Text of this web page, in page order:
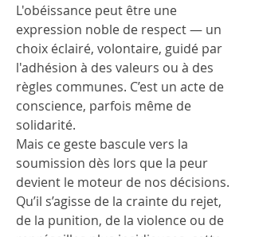
L'obéissance peut être une
expression noble de respect — un
choix éclairé, volontaire, guidé par
l'adhésion à des valeurs ou à des
règles communes. C’est un acte de
conscience, parfois même de
solidarité.
Mais ce geste bascule vers la
soumission dès lors que la peur
devient le moteur de nos décisions.
Qu’il s’agisse de la crainte du rejet,
de la punition, de la violence ou de